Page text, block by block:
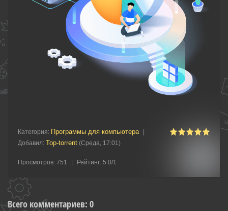
Категория: Программы для компьютера
Добавил: Top-torrent (Среда, 17:01)
Просмотров: 751 Рейтинг: 5.0/1
Всего комментариев: 0